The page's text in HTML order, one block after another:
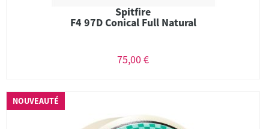
Spitfire
F4 97D Conical Full Natural
75,00 €
NOUVEAUTÉ